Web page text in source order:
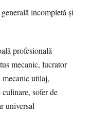
incompletă și
profesională
mecanic, lucrator
utilaj,
sofer de
universal